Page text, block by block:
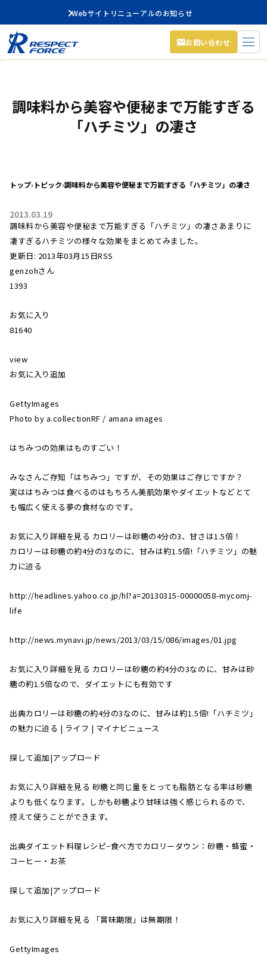
Webサイトリニューアルのお知らせ
お問い合わせ
調味料から美容や便秘まで万能すぎる
「ハチミツ」の凄さ
トップ› トピック›調味料から美容や便秘まで万能すぎる「ハチミツ」の凄さ
2013.03.19
調味料から美容や便秘まで万能すぎる「ハチミツ」の凄さあまりに
凄すぎるハチミツの様々な効果をまとめてみました。
更新日: 2013年03月15日RSS
genzohさん
1393
お気に入り
81640
view
お気に入り追加
GettyImages
Photo by a.collectionRF / amana images
はちみつの効果はものすごい！
みなさんご存知「はちみつ」ですが、その効果はご存じですか？
実ははちみつは食べるのはもちろん美肌効果やダイエットなどとて
も幅広く使える夢の食材なのです。
お気に入り詳細を見る カロリーは砂糖の4分の3、甘さは1.5倍！
カロリーは砂糖の約4分の3なのに、甘みは約1.5倍!「ハチミツ」の魅
力に迫る
http://headlines.yahoo.co.jp/hl?a=20130315-00000058-mycomj-
life
http://news.mynavi.jp/news/2013/03/15/086/images/01.jpg
お気に入り詳細を見る カロリーは砂糖の約4分の3なのに、甘みは砂
糖の約1.5倍なので、ダイエットにも有効です
出典カロリーは砂糖の約4分の3なのに、甘みは約1.5倍!「ハチミツ」
の魅力に迫る | ライフ | マイナビニュース
探して追加|アップロード
お気に入り詳細を見る 砂糖と同じ量をとっても脂肪となる率は砂糖
よりも低くなります。しかも砂糖より甘味は強く感じられるので、
控えて使うことができます。
出典ダイエット料理レシピ−食べ方でカロリーダウン：砂糖・蜂蜜・
コーヒー・お茶
探して追加|アップロード
お気に入り詳細を見る 「賞味期限」は無期限！
GettyImages